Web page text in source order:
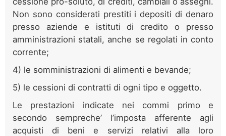
Non sono considerati prestiti i depositi di denaro
presso aziende e istituti di credito o presso
amministrazioni statali, anche se regolati in conto
corrente;
4) le somministrazioni di alimenti e bevande;
5) le cessioni di contratti di ogni tipo e oggetto.
Le prestazioni indicate nei commi primo e
secondo sempreche’ l’imposta afferente agli
acquisti di beni e servizi relativi alla loro